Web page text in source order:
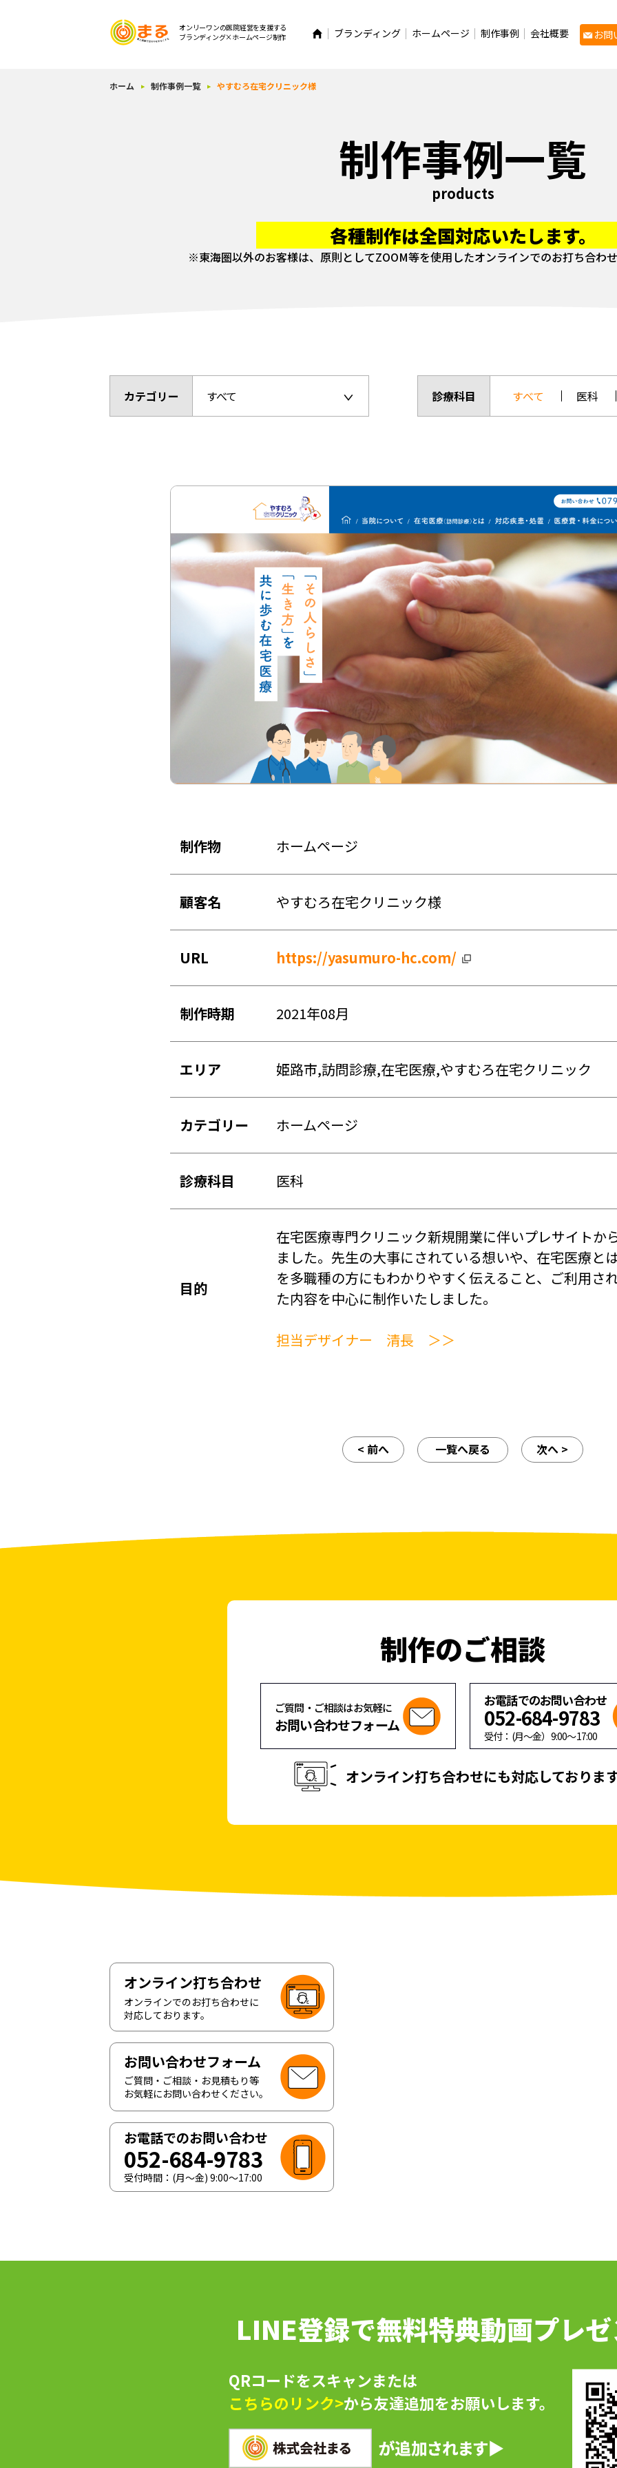
オンリーワンの医院経営を支援する
ブランディング×ホームページ制作
ブランディング ホームページ 制作事例 会社概要 お問
ホーム 制作事例一覧 やすむろ在宅クリニック様
制作事例一覧
products
各種制作は全国対応いたします。
※東海圏以外のお客様は、原則としてZOOM等を使用したオンラインでのお打ち合わ
カテゴリー すべて 診療科目 すべて 医科
制作物 ホームページ
顧客名 やすむろ在宅クリニック様
URL https://yasumuro-hc.com/
制作時期 2021年08月
エリア 姫路市,訪問診療,在宅医療,やすむろ在宅クリニック
カテゴリー ホームページ
診療科目 医科
目的
在宅医療専門クリニック新規開業に伴いプレサイトか
ました。先生の大事にされている想いや、在宅医療と
を多職種の方にもわかりやすく伝えること、ご利用さ
た内容を中心に制作いたしました。
担当デザイナー 清長 ＞＞
< 前へ 一覧へ戻る 次へ >
制作のご相談
ご質問・ご相談はお気軽に
お問い合わせフォーム
お電話でのお問い合わせ
052-684-9783
受付：(月〜金） 9:00〜17:00
オンライン打ち合わせにも対応しておりま
オンライン打ち合わせ
オンラインでのお打ち合わせに
対応しております。
お問い合わせフォーム
ご質問・ご相談・お見積もり等
お気軽にお問い合わせください。
お電話でのお問い合わせ
052-684-9783
受付時間：(月〜金) 9:00〜17:00
LINE登録で無料特典動画プレ
QRコードをスキャンまたは
こちらのリンク>から友達追加をお願いします。